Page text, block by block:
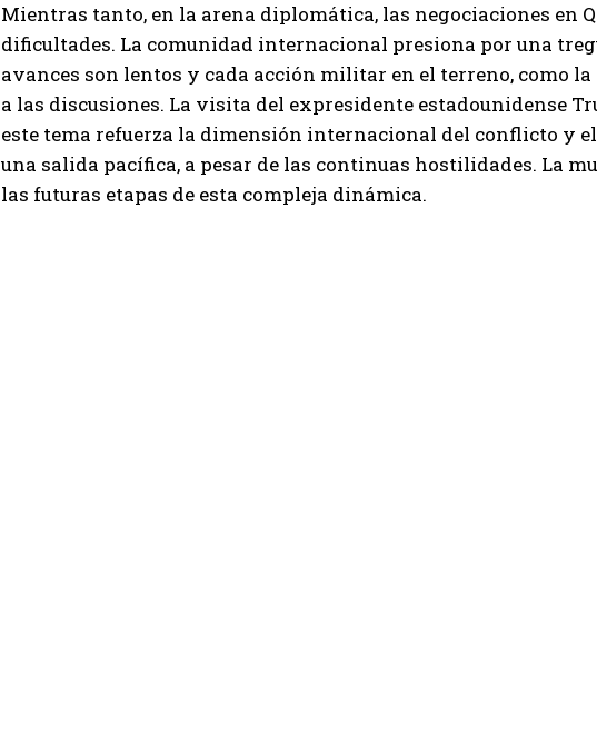
Mientras tanto, en la arena diplomática, las negociaciones en
dificultades. La comunidad internacional presiona por una
avances son lentos y cada acción militar en el terreno, como
a las discusiones. La visita del expresidente estadounidense
este tema refuerza la dimensión internacional del conflicto y
una salida pacífica, a pesar de las continuas hostilidades. La
las futuras etapas de esta compleja dinámica.